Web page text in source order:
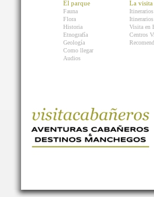
El parque
Fauna
Flora
Historia
Etnografía
Geología
Como llegar
Audios
La visita
Visita en
Centros